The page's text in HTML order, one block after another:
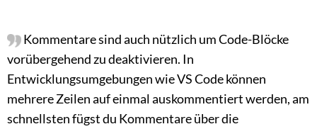
Kommentare sind auch nützlich um Code-Blöcke
vorübergehend zu deaktivieren. In
Entwicklungsumgebungen wie VS Code können
mehrere Zeilen auf einmal auskommentiert werden, am
schnellsten fügst du Kommentare über die